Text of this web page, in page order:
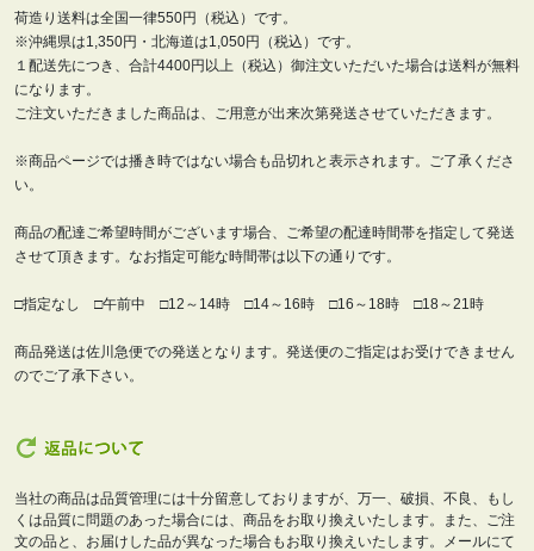
荷造り送料は全国一律550円（税込）です。
※沖縄県は1,350円・北海道は1,050円（税込）です。
１配送先につき、合計4400円以上（税込）御注文いただいた場合は送料が無料
になります。
ご注文いただきました商品は、ご用意が出来次第発送させていただきます。
※商品ページでは播き時ではない場合も品切れと表示されます。ご了承くださ
い。
商品の配達ご希望時間がございます場合、ご希望の配達時間帯を指定して発送
させて頂きます。なお指定可能な時間帯は以下の通りです。
□指定なし □午前中 □12～14時 □14～16時 □16～18時 □18～21時
商品発送は佐川急便での発送となります。発送便のご指定はお受けできません
のでご了承下さい。
当社の商品は品質管理には十分留意しておりますが、万一、破損、不良、もし
くは品質に問題のあった場合には、商品をお取り換えいたします。また、ご注
文の品と、お届けした品が異なった場合もお取り換えいたします。メールにて